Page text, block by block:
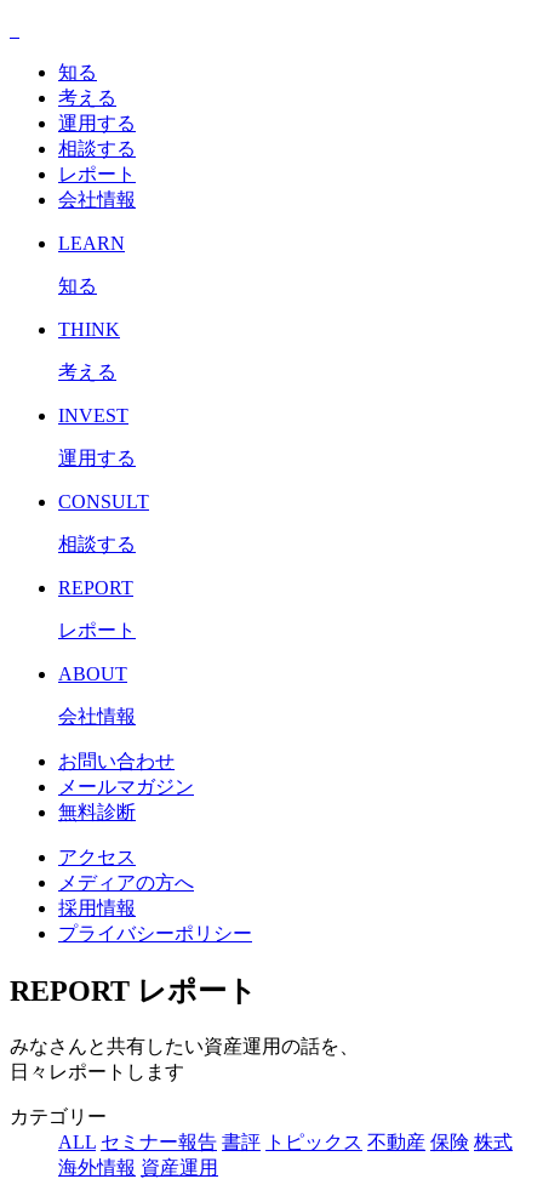
知る
考える
運用する
相談する
レポート
会社情報
LEARN
知る
THINK
考える
INVEST
運用する
CONSULT
相談する
REPORT
レポート
ABOUT
会社情報
お問い合わせ
メールマガジン
無料診断
アクセス
メディアの方へ
採用情報
プライバシーポリシー
REPORT レポート
みなさんと共有したい資産運用の話を、
日々レポートします
カテゴリー
ALL セミナー報告 書評 トピックス 不動産 保険 株式
海外情報 資産運用